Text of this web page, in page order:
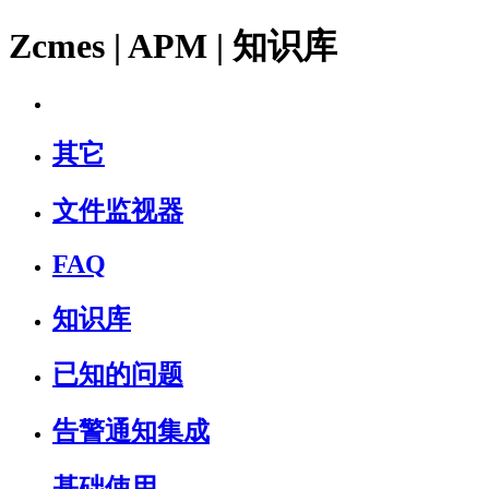
Zcmes | APM | 知识库
其它
文件监视器
FAQ
知识库
已知的问题
告警通知集成